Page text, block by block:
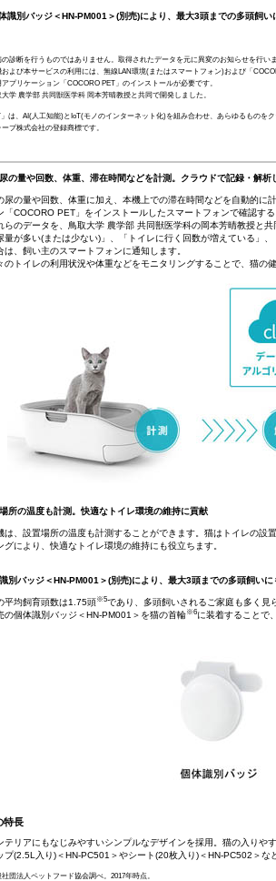
識別バッジ＜HN-PM001＞(別売)により、最大3頭までの多頭飼い
診断を行うものではありません。取得されたデータを元に異変のお知らせを行い
よび本サービスの利用には、無線LAN環境(またはスマートフォン)および「
プリケーション「COCORO PET」のインストールが必要です。
学 農学部 共同獣医学科 岡本芳晴教授と共同で開発しました。
は、AI(人工知能)とIoT(モノのインターネット化)を組み合わせ、あらゆるものを
ープ株式会社の登録商標です。
の量や回数、体重、滞在時間などを計測。クラウドで記録・解
尿の量や回数、体重に加え、本機上での滞在時間などを自動的
「COCORO PET」をインストールしたスマートフォンで確認する
らのデータを、鳥取大学 農学部 共同獣医学科の岡本芳晴教授と
量が多い(または少ない)」、「トイレに行く回数が増えている」
は、飼い主のスマートフォンに通知します。
のトイレの利用状況や体重などをモニタリングすることで、猫の
所の温度も計測。快適なトイレ環境の維持に貢献
は、設置場所の温度も計測することができます。猫はトイレの
グにより、快適なトイレ環境の維持にも役立ちます。
別バッジ＜HN-PM001＞(別売)により、最大3頭までの多頭飼いに
平均飼育頭数は1.75頭※5であり、多頭飼いされるご家庭も多く見
の個体識別バッジ＜HN-PM001＞を猫の首輪※6に装着することで
特長
テリアにもなじみやすいシンプルなデザインを採用。猫の入りや
プ(2.5L入り)＜HN-PC501＞やシート(20枚入り)＜HN-PC502＞な
団法人ペットフード協会調べ。2017年時点。